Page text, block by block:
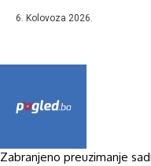
6. Kolovoza 2026.
Zabranjeno preuzimanje